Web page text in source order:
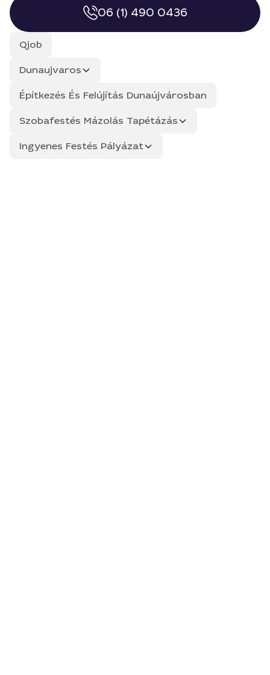
06 (1) 490 0436
Qjob
Dunaujvaros
Építkezés És Felújítás Dunaújvárosban
Szobafestés Mázolás Tapétázás
Ingyenes Festés Pályázat